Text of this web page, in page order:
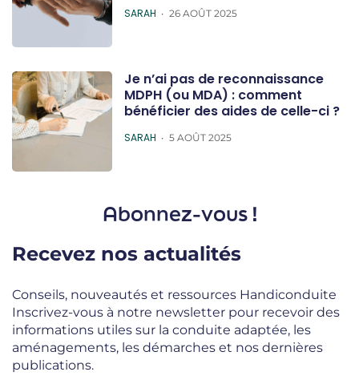
POSTED
SARAH 26 AOÛT 2025
Je n’ai pas de reconnaissance
MDPH (ou MDA) : comment
bénéficier des aides de celle-ci ?
POSTED
SARAH 5 AOÛT 2025
Abonnez-vous !
Recevez nos actualités
Conseils, nouveautés et ressources Handiconduite
Inscrivez-vous à notre newsletter pour recevoir des
informations utiles sur la conduite adaptée, les
aménagements, les démarches et nos dernières
publications.